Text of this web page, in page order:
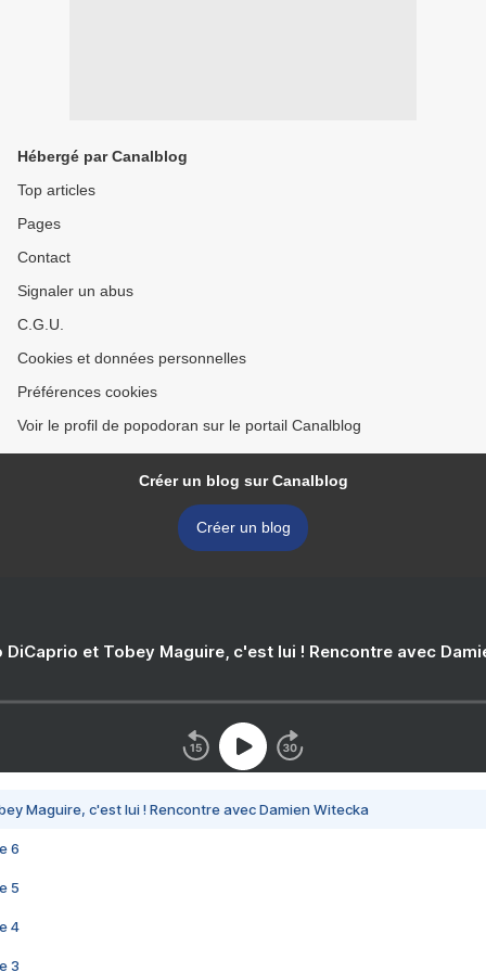
Hébergé par Canalblog
Top articles
Pages
Contact
Signaler un abus
C.G.U.
Cookies et données personnelles
Préférences cookies
Voir le profil de popodoran sur le portail Canalblog
Créer un blog sur Canalblog
Créer un blog
DiCaprio et Tobey Maguire, c'est lui ! Rencontre avec
Maguire, c'est lui ! Rencontre avec Damien Witecka
6
5
4
3